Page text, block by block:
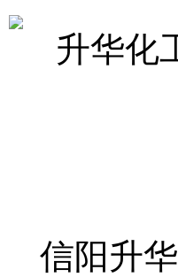
信阳升华